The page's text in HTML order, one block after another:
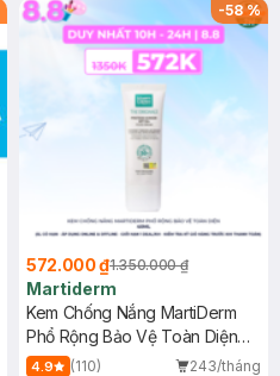
-58%
572.000 ₫1.350.000 ₫
Martiderm
Kem Chống Nắng MartiDerm
Phổ Rộng Bảo Vệ Toàn Diện
40ml
4.9 (110)
243/tháng